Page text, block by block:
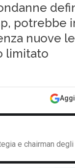
potrebbe
nuove
limitato
e chairman